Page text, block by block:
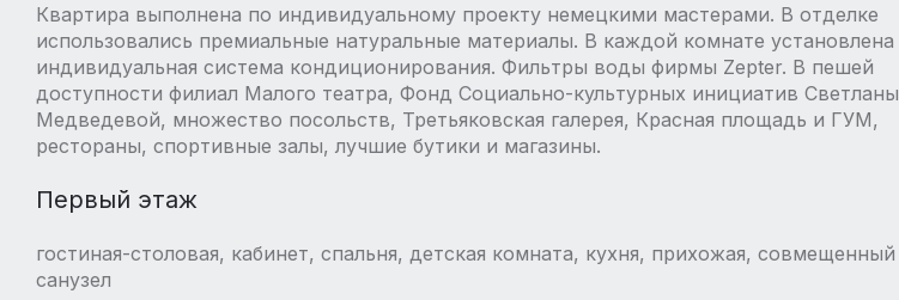
Квартира выполнена по индивидуальному проекту немецкими мастерами. В отделке
использовались премиальные натуральные материалы. В каждой комнате установлена
индивидуальная система кондиционирования. Фильтры воды фирмы Zepter. В пешей
доступности филиал Малого театра, Фонд Социально-культурных инициатив Светланы
Медведевой, множество посольств, Третьяковская галерея, Красная площадь и ГУМ,
рестораны, спортивные залы, лучшие бутики и магазины.
Первый этаж
гостиная-столовая, кабинет, спальня, детская комната, кухня, прихожая, совмещенный
санузел